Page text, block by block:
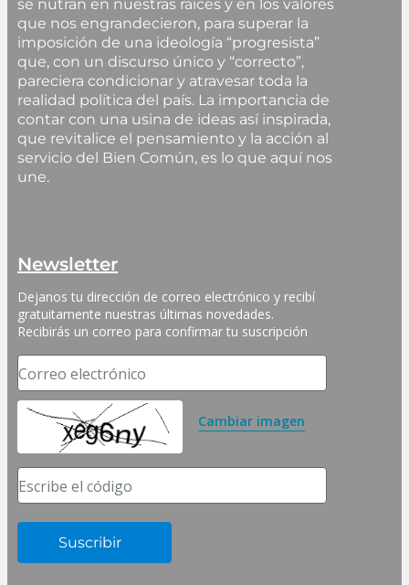
se nutran en nuestras raíces y en los valores
que nos engrandecieron, para superar la
imposición de una ideología “progresista”
que, con un discurso único y “correcto”,
pareciera condicionar y atravesar toda la
realidad política del país. La importancia de
contar con una usina de ideas así inspirada,
que revitalice el pensamiento y la acción al
servicio del Bien Común, es lo que aquí nos
une.
Newsletter
Dejanos tu dirección de correo electrónico y recibí
gratuitamente nuestras últimas novedades.
Recibirás un correo para confirmar tu suscripción
Correo electrónico
Cambiar imagen
Escribe el código